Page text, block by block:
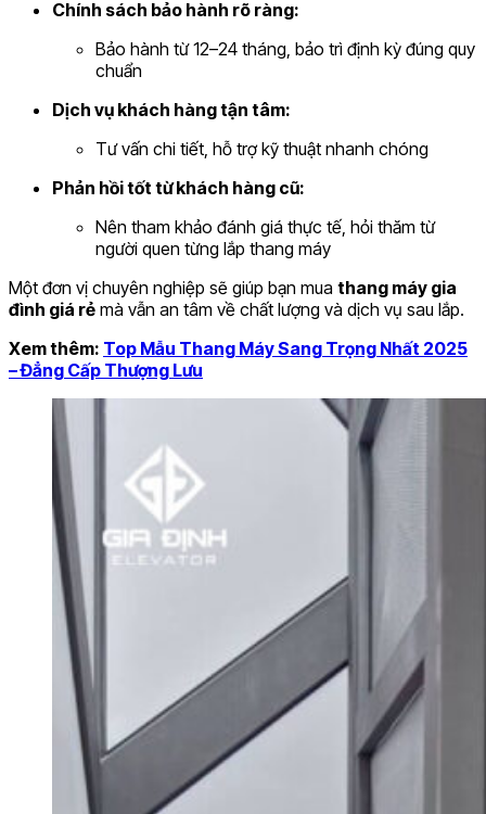
Chính sách bảo hành rõ ràng:
Bảo hành từ 12–24 tháng, bảo trì định kỳ đúng quy
chuẩn
Dịch vụ khách hàng tận tâm:
Tư vấn chi tiết, hỗ trợ kỹ thuật nhanh chóng
Phản hồi tốt từ khách hàng cũ:
Nên tham khảo đánh giá thực tế, hỏi thăm từ
người quen từng lắp thang máy
Một đơn vị chuyên nghiệp sẽ giúp bạn mua thang máy gia
đình giá rẻ mà vẫn an tâm về chất lượng và dịch vụ sau lắp.
Xem thêm: Top Mẫu Thang Máy Sang Trọng Nhất 2025
– Đẳng Cấp Thượng Lưu